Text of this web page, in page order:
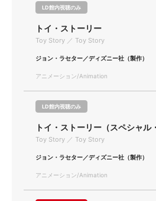
LD館内視聴のみ
トイ・ストーリー
Toy Story ／ Toy Story
ジョン・ラセター／ディズニー社（製作）
アニメーション/Animation
LD館内視聴のみ
トイ・ストーリー（スペシャル
Toy Story ／ Toy Story
ジョン・ラセター／ディズニー社（製作）
アニメーション/Animation